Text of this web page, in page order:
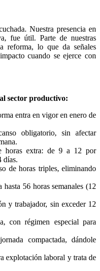
Nuestra presencia en
fue útil. Parte de nuestras
reforma, lo que da señales
cuando se ejerce con
sector productivo:
entra en vigor en enero de
obligatorio, sin afectar
horas extra: de 9 a 12 por
días.
de horas triples, eliminando
56 horas semanales (12
y trabajador, sin exceder 12
con régimen especial para
compactada, dándole
explotación laboral y trata de